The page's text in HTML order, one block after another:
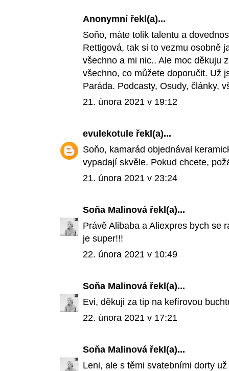
Anonymní řekl(a)...
Soňo, máte tolik talentu a
Rettigová, tak si to vezmu osobně
všechno a mi nic.. Ale moc děkuju
všechno, co můžete doporučit. Už
Paráda. Podcasty, Osudy, články,
21. února 2021 v 19:12
evulekotule řekl(a)...
Soňo, kamarád objednával
vypadají skvěle. Pokud chcete,
21. února 2021 v 23:24
Soňa Malinová řekl(a)...
Právě Alibaba a Aliexpres bych se
je super!!!
22. února 2021 v 10:49
Soňa Malinová řekl(a)...
Evi, děkuji za tip na kefírovou
22. února 2021 v 17:21
Soňa Malinová řekl(a)...
Leni, ale s těmi svatebními dorty